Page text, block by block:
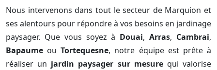
Nous intervenons dans tout le secteur de Marquion et
ses alentours pour répondre à vos besoins en jardinage
paysager. Que vous soyez à Douai,Arras, Cambrai,
Bapaume ouTortequesne, notre équipe est prête à
réaliser un jardin paysager sur mesurequi valorise